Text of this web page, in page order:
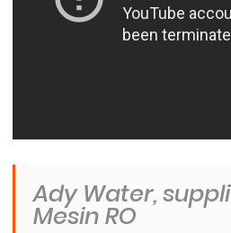
Ady Water,
Mesin RO